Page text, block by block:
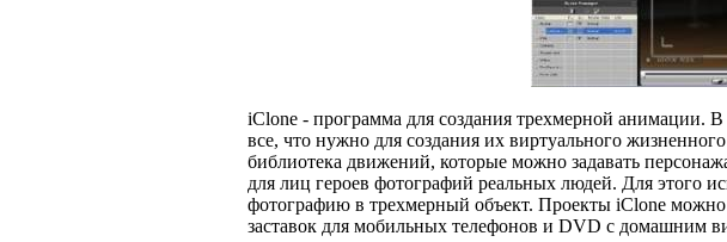
iClone - программа для создания трехмерной анимации.
все, что нужно для создания их виртуального
библиотека движений, которые можно задавать
для лиц героев фотографий реальных людей. Для этого
фотографию в трехмерный объект. Проекты iClone можно
заставок для мобильных телефонов и DVD с домашним